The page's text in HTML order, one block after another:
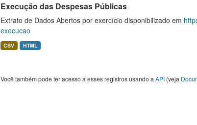
Execução das Despesas Públicas
Extrato de Dados Abertos por exercício disponibilizado em
execucao
CSV HTML
Você também pode ter acesso a esses registros usando a API(veja